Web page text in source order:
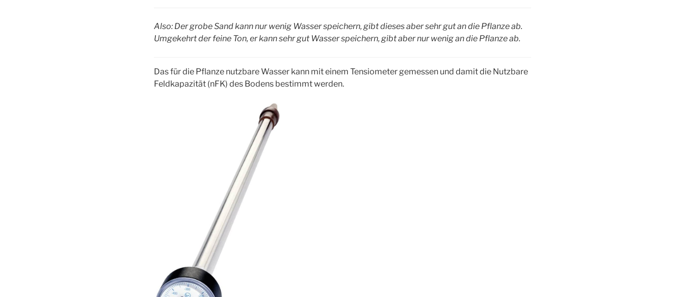
Also: Der grobe Sand kann nur wenig Wasser speichern, gibt dieses aber sehr gut an die Pflanze ab.
Umgekehrt der feine Ton, er kann sehr gut Wasser speichern, gibt aber nur wenig an die Pflanze ab.
Das für die Pflanze nutzbare Wasser kann mit einem Tensiometer gemessen und damit die Nutzbare
Feldkapazität (nFK) des Bodens bestimmt werden.